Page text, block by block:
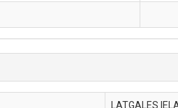
LATGALES